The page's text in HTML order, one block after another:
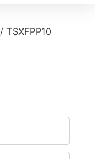
/ TSXFPP10